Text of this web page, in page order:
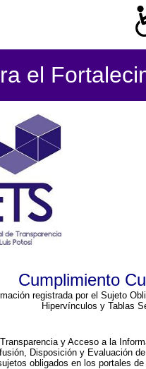
el
Cumplimiento
registrada por el Sujeto
Hipervínculos y Tablas
y Acceso a la
Disposición y Evaluación
obligados en los portales